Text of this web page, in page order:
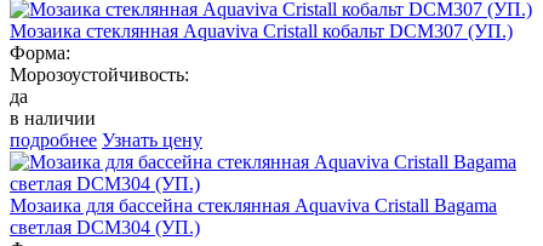
Мозаика стеклянная Aquaviva Сristall кобальт DCM307 (УП.)
Форма:
Морозоустойчивость:
да
в наличии
подробнее Узнать цену
Мозаика для бассейна стеклянная Aquaviva Cristall Bagama
светлая DCM304 (УП.)